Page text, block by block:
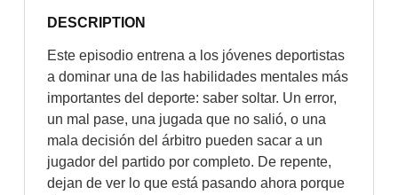
DESCRIPTION
Este episodio entrena a los jóvenes deportistas
a dominar una de las habilidades mentales más
importantes del deporte: saber soltar. Un error,
un mal pase, una jugada que no salió, o una
mala decisión del árbitro pueden sacar a un
jugador del partido por completo. De repente,
dejan de ver lo que está pasando ahora porque